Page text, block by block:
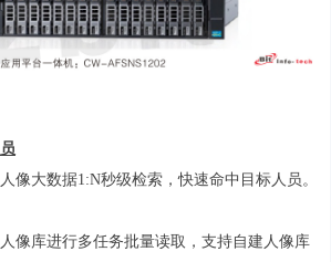
像大数据1:N秒级检索，快速命中目标人员。
像库进行多任务批量读取，支持自建人像库